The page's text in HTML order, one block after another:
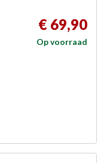
€ 69,90
Op voorraad